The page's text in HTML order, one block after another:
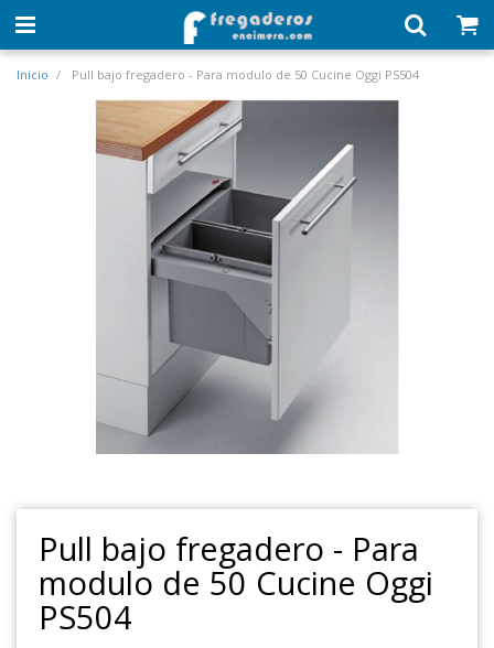
Inicio Pull bajo fregadero - Para modulo de 50 Cucine Oggi PS504
Pull bajo fregadero - Para
modulo de 50 Cucine Oggi
PS504